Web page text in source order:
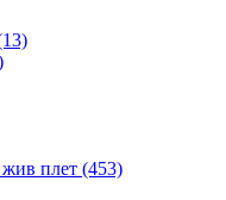
плет (453)